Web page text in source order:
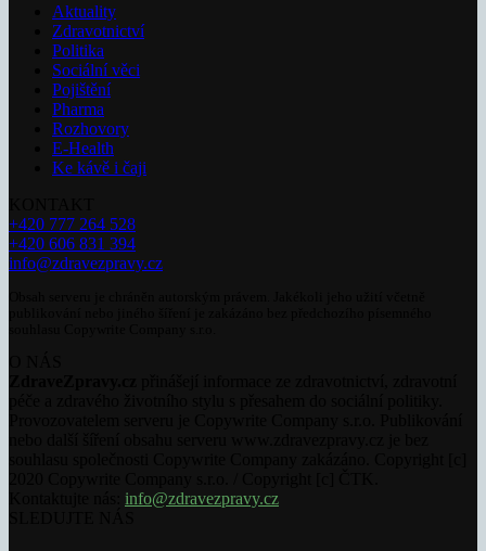
Aktuality
Zdravotnictví
Politika
Sociální věci
Pojištění
Pharma
Rozhovory
E-Health
Ke kávě i čaji
+420 777 264 528
+420 606 831 394
info@zdravezpravy.cz
info@zdravezpravy.cz